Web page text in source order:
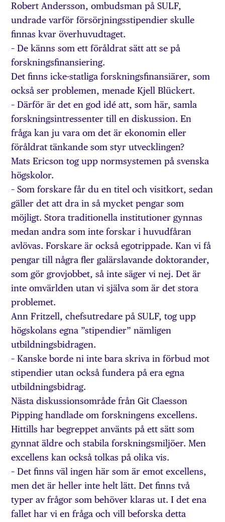
Robert Andersson, ombudsman på SULF,
undrade varför försörjningsstipendier skulle
finnas kvar överhuvudtaget.
– De känns som ett föråldrat sätt att se på
forskningsfinansiering.
Det finns icke-statliga forskningsfinansiärer, som
också ser problemen, menade Kjell Blückert.
– Därför är det en god idé att, som här, samla
forskningsintressenter till en diskussion. En
fråga kan ju vara om det är ekonomin eller
föråldrat tänkande som styr utvecklingen?
Mats Ericson tog upp normsystemen på svenska
högskolor.
– Som forskare får du en titel och visitkort, sedan
gäller det att dra in så mycket pengar som
möjligt. Stora traditionella institutioner gynnas
medan andra som inte forskar i huvudfåran
avlövas. Forskare är också egotrippade. Kan vi få
pengar till några fler galärslavande doktorander,
som gör grovjobbet, så inte säger vi nej. Det är
inte omvärlden utan vi själva som är det stora
problemet.
Ann Fritzell, chefsutredare på SULF, tog upp
högskolans egna ”stipendier” nämligen
utbildningsbidragen.
– Kanske borde ni inte bara skriva in förbud mot
stipendier utan också fundera på era egna
utbildningsbidrag.
Nästa diskussionsområde från Git Claesson
Pipping handlade om forskningens excellens.
Hittills har begreppet använts på ett sätt som
gynnat äldre och stabila forskningsmiljöer. Men
excellens kan också tolkas på olika vis.
– Det finns väl ingen här som är emot excellens,
men det är heller inte helt lätt. Det finns två
typer av frågor som behöver klaras ut. I det ena
fallet har vi en fråga och vill beforska detta